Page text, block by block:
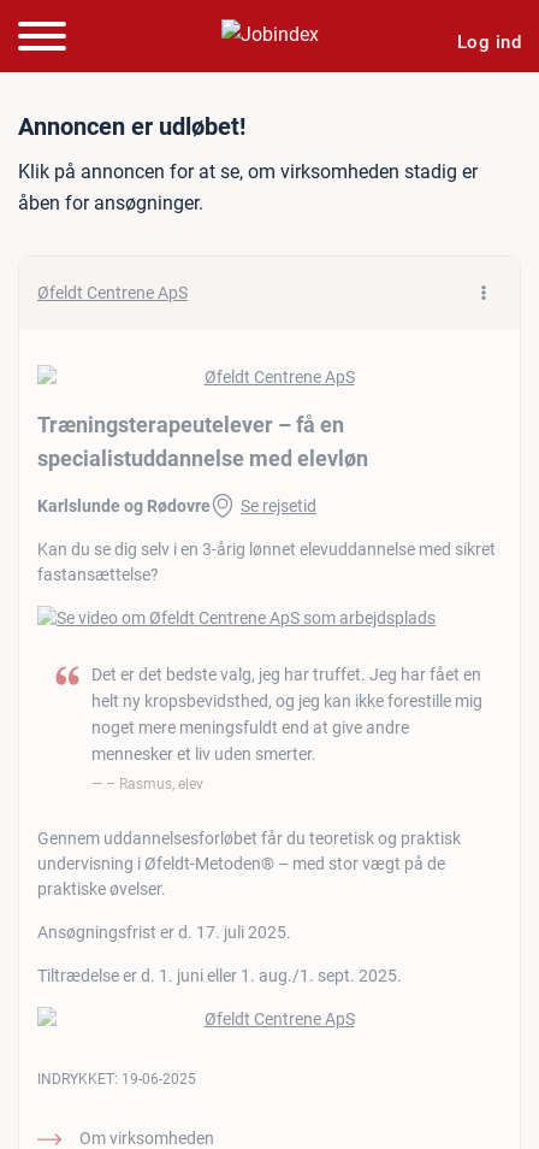
Log ind
Jobannonce:
Annoncen er udløbet!
Klik på annoncen for at se, om virksomheden stadig er
åben for ansøgninger.
Øfeldt Centrene ApS
Træningsterapeutelever – få en
specialistuddannelse med elevløn
Karlslunde og Rødovre Se rejsetid
Kan du se dig selv i en 3-årig lønnet elevuddannelse med sikret
fastansættelse?
Det er det bedste valg, jeg har truffet. Jeg har fået en
helt ny kropsbevidsthed, og jeg kan ikke forestille mig
noget mere meningsfuldt end at give andre
mennesker et liv uden smerter.
– Rasmus, elev
Gennem uddannelsesforløbet får du teoretisk og praktisk
undervisning i Øfeldt-Metoden® – med stor vægt på de
praktiske øvelser.
Ansøgningsfrist er d. 17. juli 2025.
Tiltrædelse er d. 1. juni eller 1. aug./1. sept. 2025.
Om virksomheden
INDRYKKET: 19-06-2025